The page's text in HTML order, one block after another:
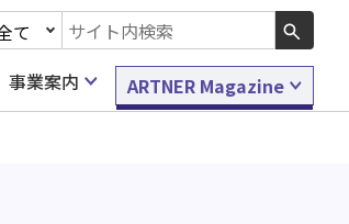
種別を選択
検索キーワード入力
事業案内 ARTNER Magazine